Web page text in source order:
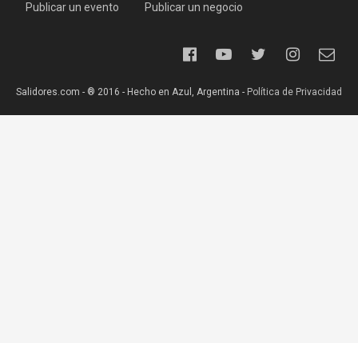
Publicar un evento Publicar un negocio
Salidores.com - ® 2016 - Hecho en Azul, Argentina - Política de Privacidad